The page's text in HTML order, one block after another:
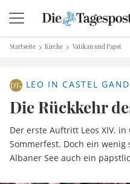
Startseite Kirche Vatikan und Papst
LEO IN CASTEL
Die Rückkehr
Der erste Auftritt Leos XIV.
Sommerfest. Doch ein
Albaner See auch ein